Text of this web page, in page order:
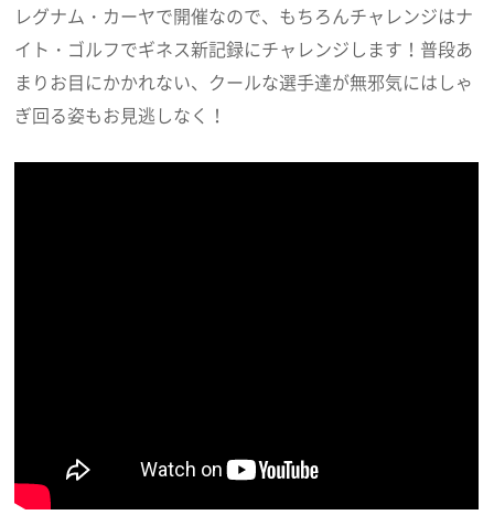
レグナム・カーヤで開催なので、もちろんチャレンジはナ
イト・ゴルフでギネス新記録にチャレンジします！普段あ
まりお目にかかれない、クールな選手達が無邪気にはしゃ
ぎ回る姿もお見逃しなく！